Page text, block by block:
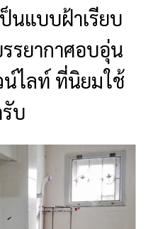
นแบบฝ้าเรียบ
รยากาศอบอุ่น
ไลท์ ที่นิยมใช้
บ